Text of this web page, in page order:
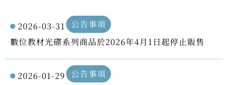
2026-03-31
公告事項
數位教材光碟系列商品於2026年4月1日起停止販售
2026-01-29
公告事項